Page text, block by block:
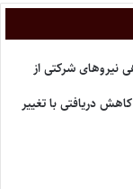
نیروهای شرکتی از
دریافتی با تغییر